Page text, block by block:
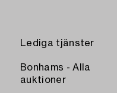
Lediga tjänster
Bonhams - Alla
auktioner